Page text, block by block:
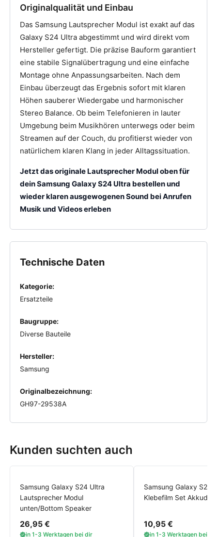
Originalqualität und Einbau
Das Samsung Lautsprecher Modul ist exakt auf das
Galaxy S24 Ultra abgestimmt und wird direkt vom
Hersteller gefertigt. Die präzise Bauform garantiert
eine stabile Signalübertragung und eine einfache
Montage ohne Anpassungsarbeiten. Nach dem
Einbau überzeugt das Ergebnis sofort mit klaren
Höhen sauberer Wiedergabe und harmonischer
Stereo Balance. Ob beim Telefonieren in lauter
Umgebung beim Musikhören unterwegs oder beim
Streamen auf der Couch, du profitierst wieder von
natürlichem klaren Klang in jeder Alltagssituation.
Jetzt das originale Lautsprecher Modul oben für
dein Samsung Galaxy S24 Ultra bestellen und
wieder klaren ausgewogenen Sound bei Anrufen
Musik und Videos erleben
Technische Daten
Kategorie:
Ersatzteile
Baugruppe:
Diverse Bauteile
Hersteller:
Samsung
Originalbezeichnung:
GH97-29538A
Kunden suchten auch
Samsung Galaxy S24 Ultra
Lautsprecher Modul
unten/Bottom Speaker
26,95 €
in 1-3 Werktagen bei dir
Samsung Galaxy S24
Klebefilm Set
10,95 €
in 1-3 Werktagen bei dir